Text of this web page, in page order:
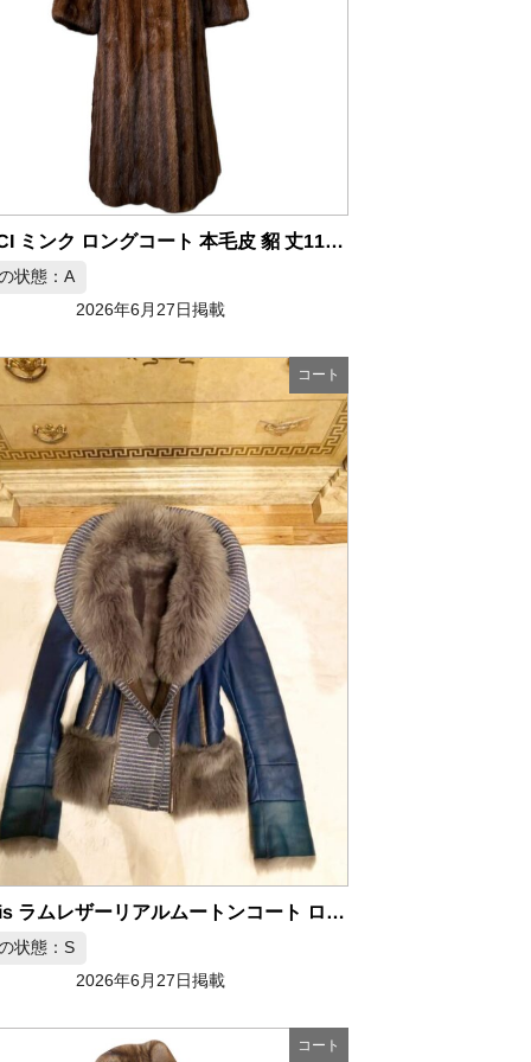
GUCCI ミンク ロングコート 本毛皮 貂 丈112cm
状態：A
2026年6月27日掲載
コート
S’divis ラムレザーリアルムートンコート ロイヤルダークブルー
状態：S
2026年6月27日掲載
コート